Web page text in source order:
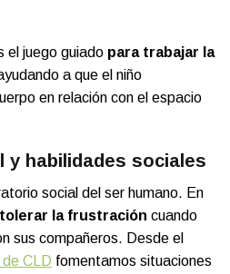
el juego guiado para trabajar la
a que el niño
en relación con el espacio
y habilidades sociales
social del ser humano. En
la frustración cuando
sus compañeros. Desde el
CLD fomentamos situaciones